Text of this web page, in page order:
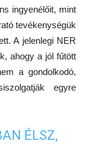
ingyenélőit, mint
tevékenységük
A jelenlegi NER
ahogy a jól fűtött
a gondolkodó,
egyre
ÉLSZ,